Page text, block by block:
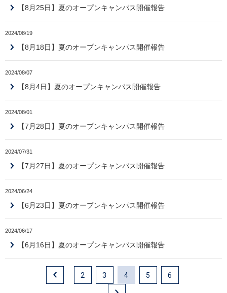
【8月25日】夏のオープンキャンパス開催報告
2024/08/19
【8月18日】夏のオープンキャンパス開催報告
2024/08/07
【8月4日】夏のオープンキャンパス開催報告
2024/08/01
【7月28日】夏のオープンキャンパス開催報告
2024/07/31
【7月27日】夏のオープンキャンパス開催報告
2024/06/24
【6月23日】夏のオープンキャンパス開催報告
2024/06/17
【6月16日】夏のオープンキャンパス開催報告
2 3 4 5 6